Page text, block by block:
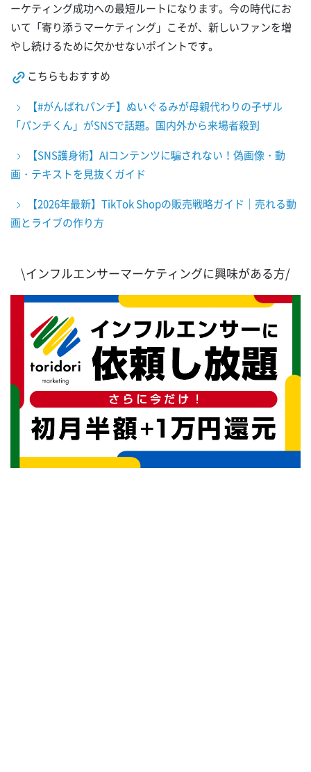
ーケティング成功への最短ルートになります。今の時代にお
いて「寄り添うマーケティング」こそが、新しいファンを増
やし続けるために欠かせないポイントです。
こちらもおすすめ
【#がんばれパンチ】ぬいぐるみが母親代わりの子ザル
「パンチくん」がSNSで話題。国内外から来場者殺到
【SNS護身術】AIコンテンツに騙されない！偽画像・動
画・テキストを見抜くガイド
【2026年最新】TikTok Shopの販売戦略ガイド｜売れる動
画とライブの作り方
\インフルエンサーマーケティングに興味がある方/